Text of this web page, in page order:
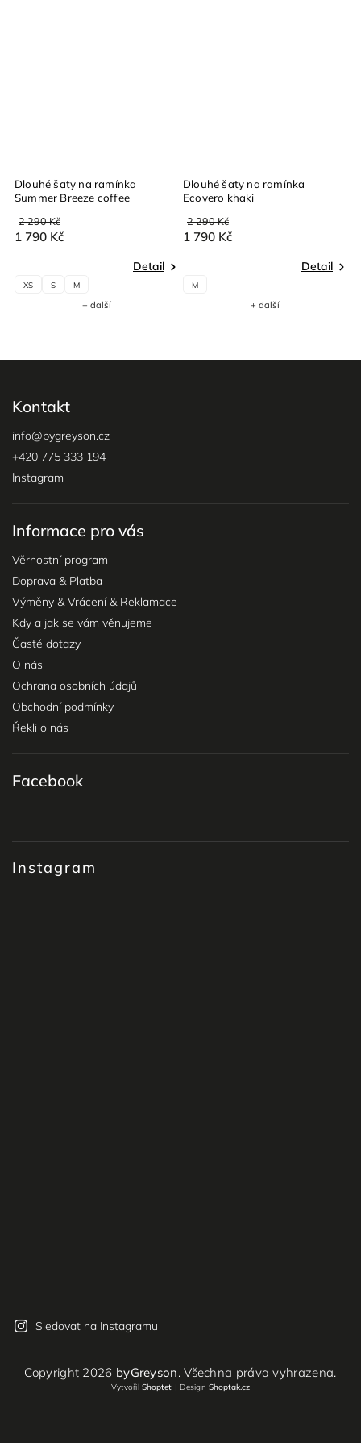
Dlouhé šaty na ramínka
Summer Breeze coffee
2 290 Kč
1 790 Kč
Detail
XS S M
+ další
Dlouhé šaty na ramínka
Ecovero khaki
2 290 Kč
1 790 Kč
Detail
M
+ další
Kontakt
info@bygreyson.cz
+420 775 333 194
Instagram
Informace pro vás
Věrnostní program
Doprava & Platba
Výměny & Vrácení & Reklamace
Kdy a jak se vám věnujeme
Časté dotazy
O nás
Ochrana osobních údajů
Obchodní podmínky
Řekli o nás
Instagram
Sledovat na Instagramu
Facebook
Copyright 2026 byGreyson. Všechna práva vyhrazena.
VytvořilShoptet | DesignShoptak.cz